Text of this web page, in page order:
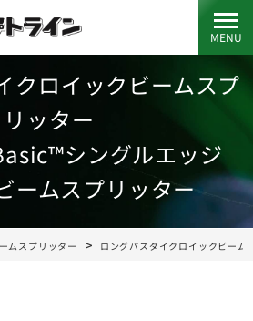
MENU
クロイックビームスプ
リッター
シングルエッジ
ームスプリッター
ムスプリッター ロングパスダイクロイックビーム